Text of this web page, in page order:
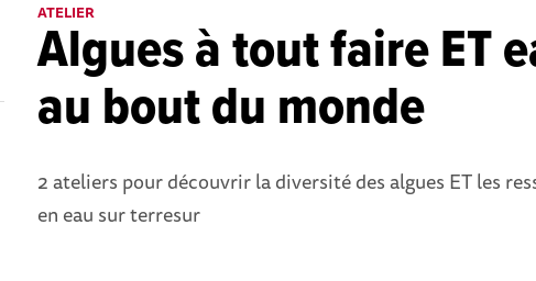
ATELIER
Algues à tout faire ET
au bout du monde
2 ateliers pour découvrir la diversité des algues ET les
en eau sur terresur